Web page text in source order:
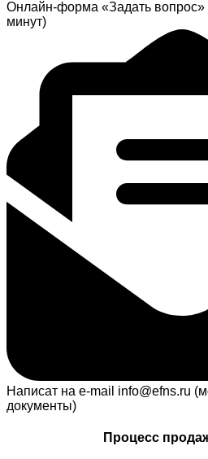
Онлайн-форма «Задать вопрос»
минут)
Написат на e-mail info@efns.ru
документы)
Процесс